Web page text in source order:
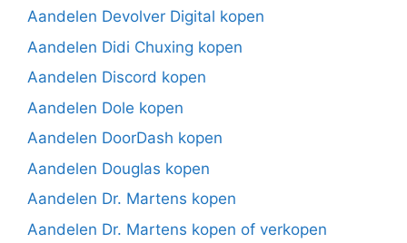
Aandelen Devolver Digital kopen
Aandelen Didi Chuxing kopen
Aandelen Discord kopen
Aandelen Dole kopen
Aandelen DoorDash kopen
Aandelen Douglas kopen
Aandelen Dr. Martens kopen
Aandelen Dr. Martens kopen of verkopen